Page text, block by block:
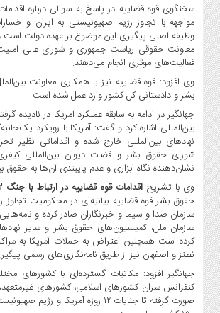
سخنگوی قوه قضاییه در پاسخ به سوالی درباره
مواجهه با تجاوز رژیم صهیونیستی به ایران و
وظیفه اصلی پیگیری این موضوع بر عهده دولت است و
معاونت حقوقی ریاست جمهوری و شورای عالی
فعالیت‌های موثری انجام می‌دهند.
وی افزود: قوه قضاییه نیز با همکاری معاونت
بشر و دادستانی کل کشور وارد عمل شده است.
جهانگیر در ادامه به سابقه عملکرد آمریکا در نادیده
بین‌المللی اشاره کرد و گفت: آمریکا با رویکرد
نهادهای بین‌المللی خارج شده و اقداماتی نظیر
شورای حقوق بشر و قضات دیوان بین‌المللی
نشان‌دهنده نگاه ابزاری و عدم پایبندی آن‌ها به حقوق
وی با تشریح اقدامات قوه قضاییه در ارتباط با جنگ ۱۲ روزه
حقوق بشر قوه قضاییه بیانیه‌ای در محکومیت تجاوز
سازمان صدا و سیما و خبرنگاران صادر کرده و
سازمان ملل، کمیسیون‌های حقوق بشر و سایر
کرده است همچنین اعتراض به حملات آمریکا به
نطنز و اصفهان نیز از طریق نامه‌نگاری‌های رسمی
جهانگیر افزود: مکاتبات گسترده‌ای با کشورهای
کنفرانس سران کشورهای اسلامی، کشورهای
صورت گرفته تا جنایات ۱۲ روزه آمریکا و